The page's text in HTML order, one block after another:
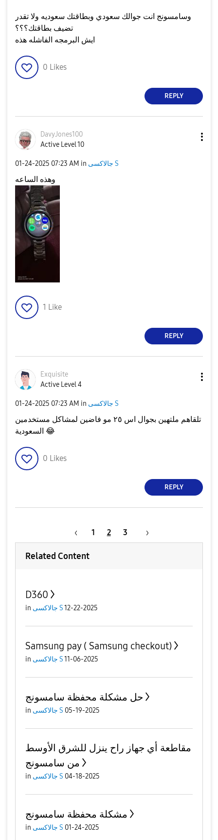
وسامسونج انت جوالك سعودي وبطاقتك سعوديه ولا تقدر
تضيف بطاقتك؟؟؟
ايش البرمجه الفاشله هذه
0 Likes
REPLY
DavyJones100
Active Level 10
‎01-24-2025 07:23 AM in جالاكسى S
وهذه الساعه
1 Like
REPLY
Exquisite
Active Level 4
‎01-24-2025 07:23 AM in جالاكسى S
تلقاهم ملتهين بجوال اس ٢٥ مو فاضين لمشاكل مستخدمين
😂
0 Likes
REPLY
1 2 3
Related Content
D360
in جالاكسى S12-22-2025
Samsung pay ( Samsung checkout)
in جالاكسى S11-06-2025
حل مشكلة محفظة سامسونج
in جالاكسى S 05-19-2025
مقاطعة أي جهاز راح ينزل للشرق الأوسط
من سامسونج
in جالاكسى S 04-18-2025
مشكلة محفظة سامسونج
in جالاكسى S 01-24-2025